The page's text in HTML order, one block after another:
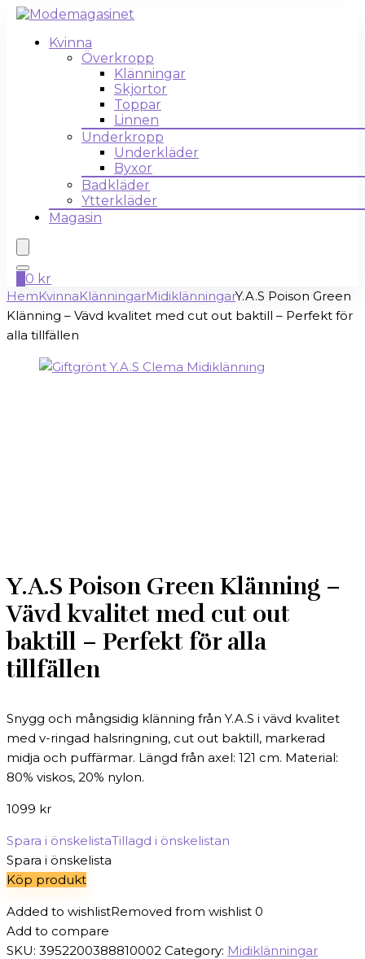
Kvinna
Överkropp
Klänningar
Skjortor
Toppar
Linnen
Underkropp
Underkläder
Byxor
Badkläder
Ytterkläder
Magasin
0 kr
HemKvinnaKlänningarMidiklänningarY.A.S Poison Green
Klänning – Vävd kvalitet med cut out baktill – Perfekt för
alla tillfällen
Y.A.S Poison Green Klänning –
Vävd kvalitet med cut out
baktill – Perfekt för alla
tillfällen
Snygg och mångsidig klänning från Y.A.S i vävd kvalitet
med v-ringad halsringning, cut out baktill, markerad
midja och puffärmar. Längd från axel: 121 cm. Material:
80% viskos, 20% nylon.
1099 kr
Spara i önskelistaTillagd i önskelistan
Spara i önskelista
Köp produkt
Added to wishlistRemoved from wishlist 0
Add to compare
SKU: 3952200388810002 Category: Midiklänningar